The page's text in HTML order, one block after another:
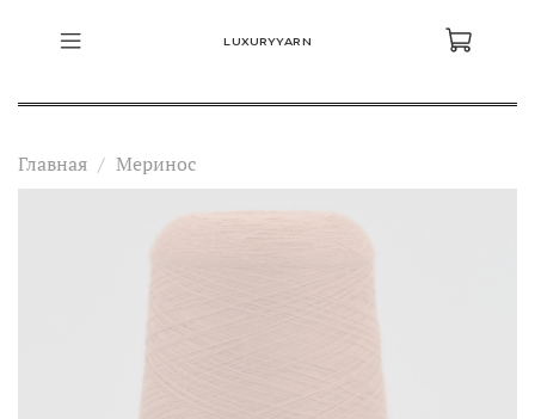
LUXURYYARN
Главная Меринос